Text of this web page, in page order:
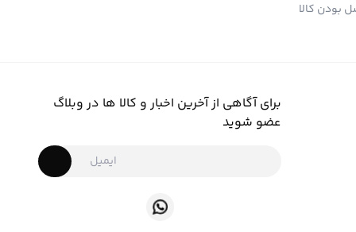
بودن کالا
برای آگاهی از آخرین اخبار و کالا ها در وبلاگ
عضو شوید